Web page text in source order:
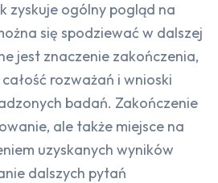
zyskuje ogólny pogląd na
się spodziewać w dalszej
jest znaczenie zakończenia,
rozważań i wnioski
badań. Zakończenie
ale także miejsce na
uzyskanych wyników
dalszych pytań